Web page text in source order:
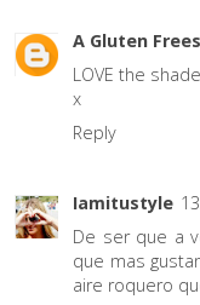
A Gluten
LOVE the
x
Reply
Iamitustyle
De ser que a
que mas
aire roquero